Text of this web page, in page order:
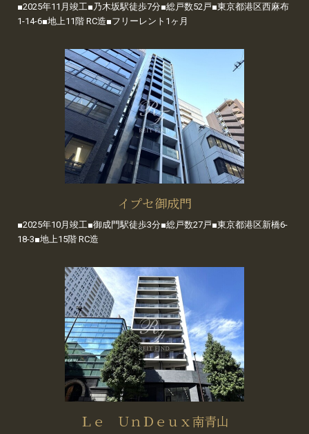
■2025年11月竣工■乃木坂駅徒歩7分■総戸数52戸■東京都港区西麻布
1-14-6■地上11階 RC造■フリーレント1ヶ月
イプセ御成門
■2025年10月竣工■御成門駅徒歩3分■総戸数27戸■東京都港区新橋6-
18-3■地上15階 RC造
Ｌｅ ＵｎＤｅｕｘ南青山